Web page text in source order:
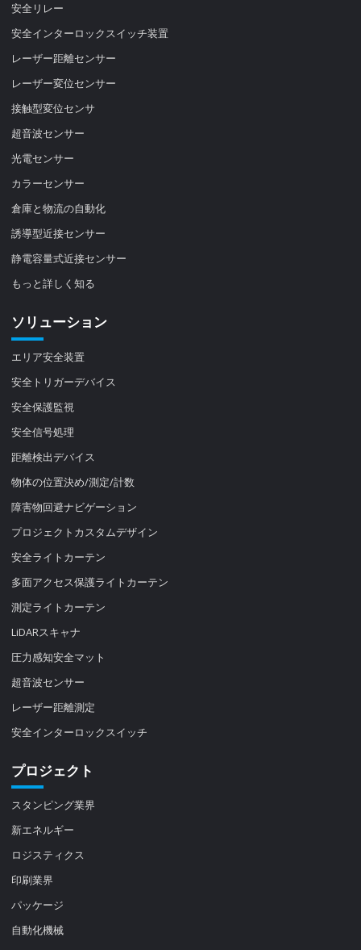
安全リレー
安全インターロックスイッチ装置
レーザー距離センサー
レーザー変位センサー
接触型変位センサ
超音波センサー
光電センサー
カラーセンサー
倉庫と物流の自動化
誘導型近接センサー
静電容量式近接センサー
もっと詳しく知る
ソリューション
エリア安全装置
安全トリガーデバイス
安全保護監視
安全信号処理
距離検出デバイス
物体の位置決め/測定/計数
障害物回避ナビゲーション
プロジェクトカスタムデザイン
安全ライトカーテン
多面アクセス保護ライトカーテン
測定ライトカーテン
LiDARスキャナ
圧力感知安全マット
超音波センサー
レーザー距離測定
安全インターロックスイッチ
プロジェクト
スタンピング業界
新エネルギー
ロジスティクス
印刷業界
パッケージ
自動化機械